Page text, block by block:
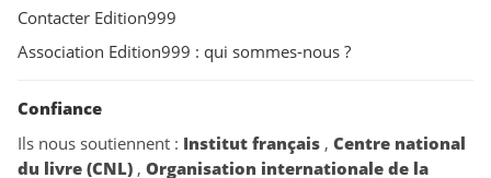
Contacter Edition999
Association Edition999 : qui sommes-nous ?
Confiance
Ils nous soutiennent : Institut français , Centre national
du livre (CNL) , Organisation internationale de la